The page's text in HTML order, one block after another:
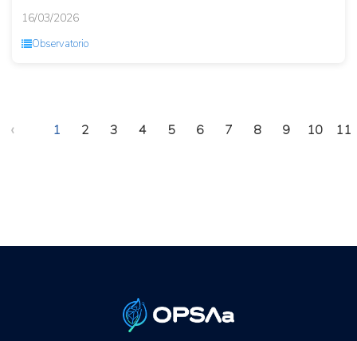
16/03/2026
Observatorio
‹ 1 2 3 4 5 6 7 8 9 10 11